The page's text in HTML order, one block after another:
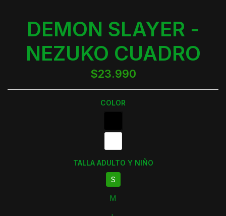
DEMON SLAYER -
NEZUKO CUADRO
$23.990
COLOR
TALLA ADULTO Y NIÑO
S
M